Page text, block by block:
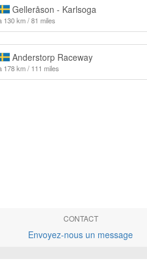
Gelleråson - Karlsoga
130 km / 81 miles
Anderstorp Raceway
178 km / 111 miles
CONTACT
Envoyez-nous un message